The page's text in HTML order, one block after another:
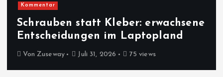
Kommentar
Schrauben statt Kleber: erwachsene
Entscheidungen im Laptopland
Von Zuseway Juli 31, 2026 75 views